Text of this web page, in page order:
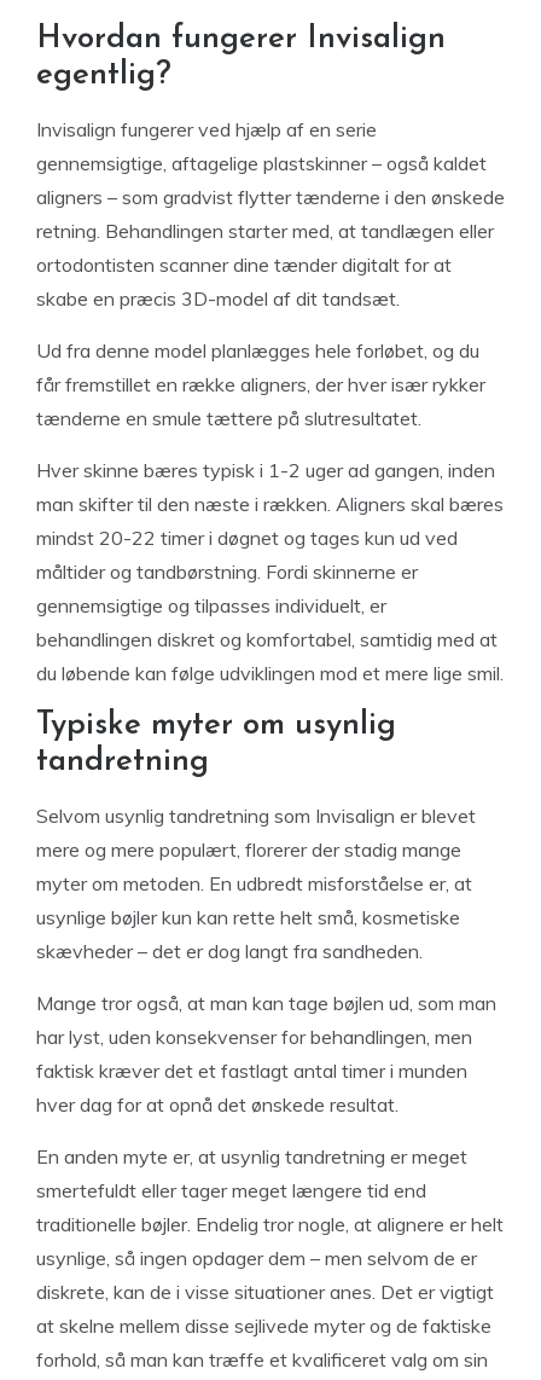
Hvordan fungerer Invisalign
egentlig?
Invisalign fungerer ved hjælp af en serie
gennemsigtige, aftagelige plastskinner – også kaldet
aligners – som gradvist flytter tænderne i den ønskede
retning. Behandlingen starter med, at tandlægen eller
ortodontisten scanner dine tænder digitalt for at
skabe en præcis 3D-model af dit tandsæt.
Ud fra denne model planlægges hele forløbet, og du
får fremstillet en række aligners, der hver især rykker
tænderne en smule tættere på slutresultatet.
Hver skinne bæres typisk i 1-2 uger ad gangen, inden
man skifter til den næste i rækken. Aligners skal bæres
mindst 20-22 timer i døgnet og tages kun ud ved
måltider og tandbørstning. Fordi skinnerne er
gennemsigtige og tilpasses individuelt, er
behandlingen diskret og komfortabel, samtidig med at
du løbende kan følge udviklingen mod et mere lige smil.
Typiske myter om usynlig
tandretning
Selvom usynlig tandretning som Invisalign er blevet
mere og mere populært, florerer der stadig mange
myter om metoden. En udbredt misforståelse er, at
usynlige bøjler kun kan rette helt små, kosmetiske
skævheder – det er dog langt fra sandheden.
Mange tror også, at man kan tage bøjlen ud, som man
har lyst, uden konsekvenser for behandlingen, men
faktisk kræver det et fastlagt antal timer i munden
hver dag for at opnå det ønskede resultat.
En anden myte er, at usynlig tandretning er meget
smertefuldt eller tager meget længere tid end
traditionelle bøjler. Endelig tror nogle, at alignere er helt
usynlige, så ingen opdager dem – men selvom de er
diskrete, kan de i visse situationer anes. Det er vigtigt
at skelne mellem disse sejlivede myter og de faktiske
forhold, så man kan træffe et kvalificeret valg om sin